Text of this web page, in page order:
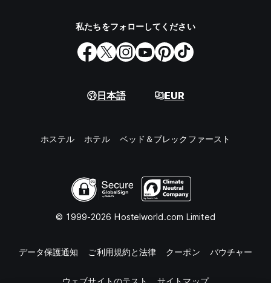
私たちをフォローしてください
日本語 EUR
ホステル ホテル ベッド＆ブレックファースト
© 1999-2026 Hostelworld.com Limited
データ保護通知 ご利用規約と法律 クーポン バウチャー
ウェブサイトのテスト サイトマップ